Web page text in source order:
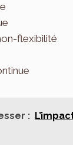
flexibilité
: